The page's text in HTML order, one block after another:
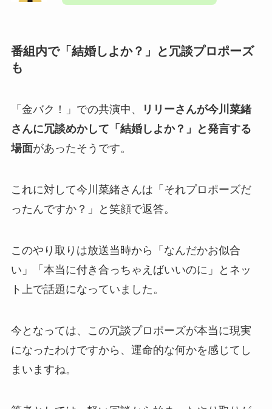
番組内で「結婚しよか？」と冗談プロポーズ
も
「金バク！」での共演中、
リリーさんが今川菜緒
さんに冗談めかして「結婚しよか？」と発言する
場面があったそうです。
これに対して今川菜緒さんは「それプロポーズだ
ったんですか？」と笑顔で返答。
このやり取りは放送当時から「なんだかお似合
い」「本当に付き合っちゃえばいいのに」とネッ
ト上で話題になっていました。
今となっては、この冗談プロポーズが本当に現実
になったわけですから、運命的な何かを感じてし
まいますね。